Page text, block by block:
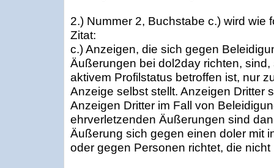
2.) Nummer 2, Buchstabe c.) wird wie
Zitat:
c.) Anzeigen, die sich gegen
Äußerungen bei dol2day richten,
aktivem Profilstatus betroffen ist, nur
Anzeige selbst stellt. Anzeigen Dritter
Anzeigen Dritter im Fall von
ehrverletzenden Äußerungen sind
Äußerung sich gegen einen doler mit
oder gegen Personen richtet, die